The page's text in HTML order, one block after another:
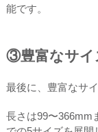
能です。
③豊富なサイ
最後に、豊富なサ
長さは99〜366mm